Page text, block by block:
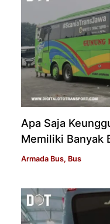
Apa Saja
Memiliki Banyak
Armada Bus, Bus